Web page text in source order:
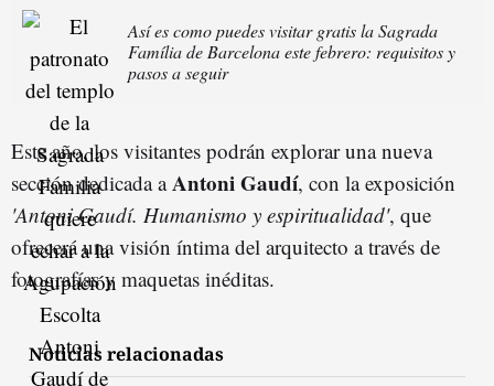
Así es como puedes visitar gratis la Sagrada
Família de Barcelona este febrero: requisitos y
pasos a seguir
Este año, los visitantes podrán explorar una nueva
sección dedicada aAntoni Gaudí, con la exposición
'Antoni Gaudí. Humanismo y espiritualidad', que
ofrecerá una visión íntima del arquitecto a través de
fotografías y maquetas inéditas.
Noticias relacionadas